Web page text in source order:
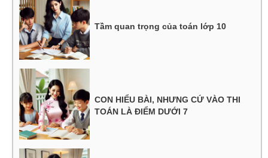
Tầm quan trọng của toán lớp 10
CON HIỂU BÀI, NHƯNG CỨ VÀO THI
TOÁN LÀ ĐIỂM DƯỚI 7